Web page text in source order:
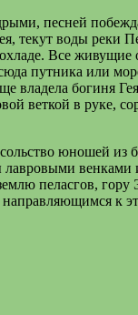
песней
текут воды реки
Все живущие
путника или
владела богиня
веткой в руке,
юношей из
венками
пеласгов,
к